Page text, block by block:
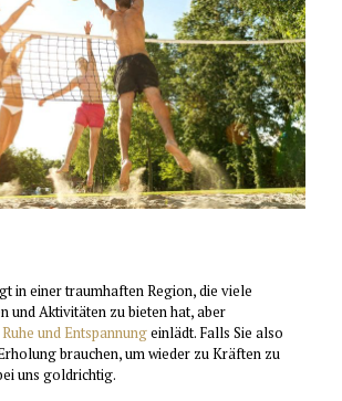
in einer traumhaften Region, die viele
und Aktivitäten zu bieten hat, aber
und Entspannungeinlädt. Falls Sie also
brauchen, um wieder zu Kräften zu
uns goldrichtig.